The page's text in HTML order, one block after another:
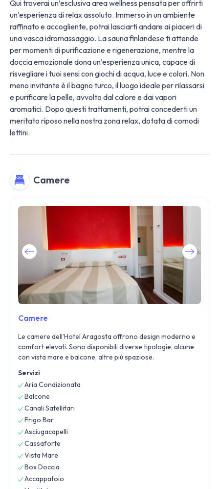
Qui troverai un’esclusiva area wellness pensata per offrirti
un’esperienza di relax assoluto. Immerso in un ambiente
raffinato e accogliente, potrai lasciarti andare ai piaceri di
una vasca idromassaggio. La sauna finlandese ti attende
per momenti di purificazione e rigenerazione, mentre la
doccia emozionale dona un’esperienza unica, capace di
risvegliare i tuoi sensi con giochi di acqua, luce e colori. Non
meno invitante è il bagno turco, il luogo ideale per rilassarsi
e purificare la pelle, avvolto dal calore e dai vapori
aromatici. Dopo questi trattamenti, potrai concederti un
meritato riposo nella nostra zona relax, dotata di comodi
lettini.
Camere
Camere
Le camere dell’Hotel Aragosta offrono design moderno e
comfort elevati. Sono disponibili diverse tipologie, alcune
con vista mare e balcone, altre più spaziose.
Servizi
Aria Condizionata
Balcone
Canali Satellitari
Frigo Bar
Asciugacapelli
Cassaforte
Vista Mare
Box Doccia
Accappatoio